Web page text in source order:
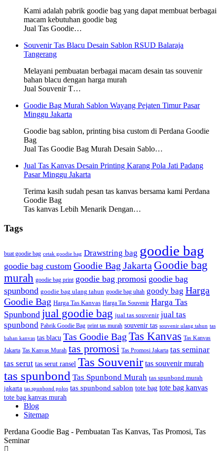
Kami adalah pabrik goodie bag yang dapat membuat berbagai
macam kebutuhan goodie bag
Jual Tas Goodie…
Souvenir Tas Blacu Desain Sablon RSUD Balaraja
Tangerang
Melayani pembuatan berbagai macam desain tas souvenir
bahan blacu dengan harga murah
Jual Souvenir T…
Goodie Bag Murah Sablon Wayang Pejaten Timur Pasar
Minggu Jakarta
Goodie bag sablon, printing bisa custom di Perdana Goodie
Bag
Jual Tas Goodie Bag Murah Desain Sablo…
Jual Tas Kanvas Desain Printing Karang Pola Jati Padang
Pasar Minggu Jakarta
Terima kasih sudah pesan tas kanvas bersama kami Perdana
Goodie Bag
Tas kanvas Lebih Menarik Dengan…
Tags
buat goodie bag cetak goodie bag Drawstring bag goodie bag
goodie bag custom Goodie Bag Jakarta Goodie bag
murah goodie bag print goodie bag promosi goodie bag
spunbond goodie bag ulang tahun goodie bag ultah goody bag Harga
Goodie Bag Harga Tas Kanvas Harga Tas Souvenir Harga Tas
Spunbond jual goodie bag jual tas souvenir jual tas
spunbond Pabrik Goodie Bag print tas murah souvenir tas souvenir ulang tahun tas
bahan kanvas tas blacu Tas Goodie Bag Tas Kanvas Tas Kanvas
Jakarta Tas Kanvas Murah tas promosi Tas Promosi Jakarta tas seminar
tas serut tas serut ransel Tas Souvenir tas souvenir murah
tas spunbond Tas Spunbond Murah tas spunbond murah
jakarta tas spunbond polos tas spunbond sablon tote bag tote bag kanvas
tote bag kanvas murah
Blog
Sitemap
Perdana Goodie Bag - Pembuatan Tas Kanvas, Tas Promosi, Tas
Seminar